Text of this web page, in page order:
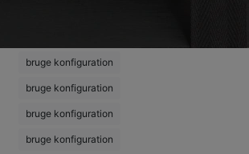
bruge konfiguration
bruge konfiguration
bruge konfiguration
bruge konfiguration